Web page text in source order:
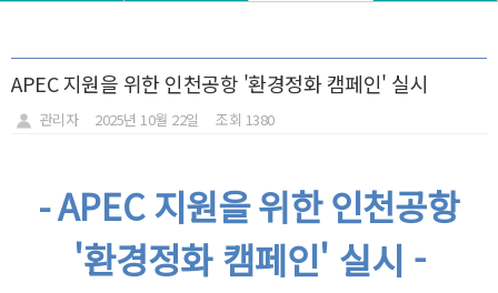
APEC 지원을 위한 인천공항 '환경정화 캠페인' 실시
관리자 2025년 10월 22일 조회 1380
- APEC 지원을 위한인천공항
'환경정화 캠페인' 실시 -